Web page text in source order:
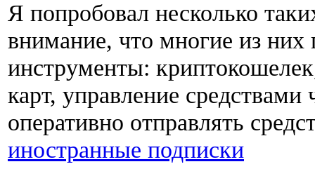
Я попробовал несколько
внимание, что многие из них
инструменты:
карт, управление
оперативно отправлять
иностранные подписки